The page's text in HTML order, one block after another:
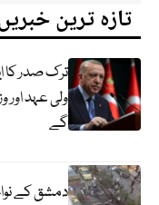
تازہ ترین
ترک صدر کا
ولی عہد
گے
دمشق کے